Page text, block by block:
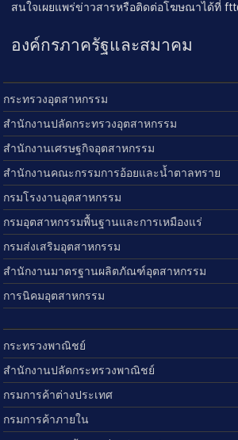
สนใจเผยแพร่ข่าวสารหรือติดต่อโฆษณาได้ที่
องค์กรภาครัฐและสมาคม
กระทรวงอุตสาหกรรม
สำนักงานปลัดกระทรวงอุตสาหกรรม
สำนักงานเศรษฐกิจอุตสาหกรรม
สำนักงานคณะกรรมการอ้อยและน้ำตาลทราย
กรมโรงงานอุตสาหกรรม
กรมอุตสาหกรรมพื้นฐานและการเหมืองแร่
กรมส่งเสริมอุตสาหกรรม
สำนักงานมาตรฐานผลิตภัณฑ์อุตสาหกรรม
การนิคมอุตสาหกรรม
กระทรวงพาณิชย์
สำนักงานปลัดกระทรวงพาณิชย์
กรมการค้าต่างประเทศ
กรมการค้าภายใน